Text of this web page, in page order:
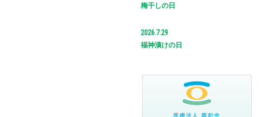
梅干しの日
2026.7.29
福神漬けの日